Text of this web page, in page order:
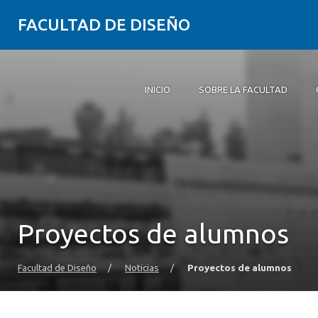
FACULTAD DE DISEÑO
INICIO SOBRE LA FACULTAD
Sobre la Facultad
Postgrados y educación continua
Investigación
Vinculación con el medio
Proyectos de alumnos
Facultad de Diseño / Noticias / Proyectos de alumnos